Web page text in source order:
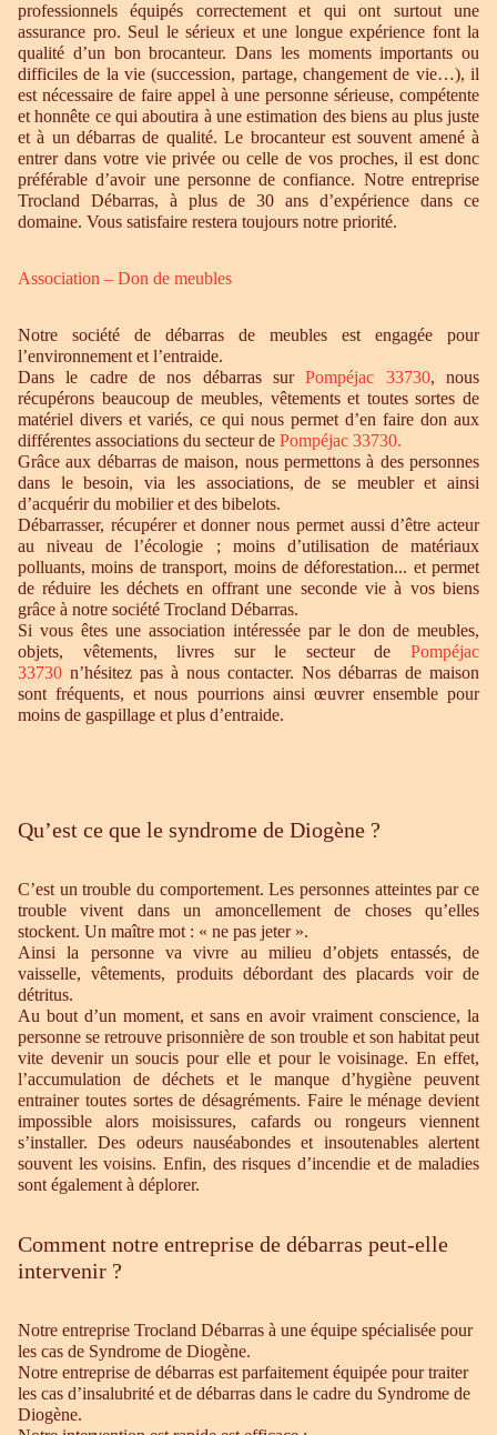
professionnels équipés correctement et qui ont surtout une
assurance pro. Seul le sérieux et une longue expérience font la
qualité d’un bon brocanteur. Dans les moments importants ou
difficiles de la vie (succession, partage, changement de vie…), il
est nécessaire de faire appel à une personne sérieuse, compétente
et honnête ce qui aboutira à une estimation des biens au plus juste
et à un débarras de qualité. Le brocanteur est souvent amené à
entrer dans votre vie privée ou celle de vos proches, il est donc
préférable d’avoir une personne de confiance. Notre entreprise
Trocland Débarras, à plus de 30 ans d’expérience dans ce
domaine. Vous satisfaire restera toujours notre priorité.
Association – Don de meubles
Notre société de débarras de meubles est engagée pour
l’environnement et l’entraide.
Dans le cadre de nos débarras surPompéjac 33730, nous
récupérons beaucoup de meubles, vêtements et toutes sortes de
matériel divers et variés, ce qui nous permet d’en faire don aux
différentes associations du secteur de Pompéjac 33730.
Grâce aux débarras de maison, nous permettons à des personnes
dans le besoin, via les associations, de se meubler et ainsi
d’acquérir du mobilier et des bibelots.
Débarrasser, récupérer et donner nous permet aussi d’être acteur
au niveau de l’écologie ; moins d’utilisation de matériaux
polluants, moins de transport, moins de déforestation... et permet
de réduire les déchets en offrant une seconde vie à vos biens
grâce à notre société Trocland Débarras.
Si vous êtes une association intéressée par le don de meubles,
objets, vêtements, livres sur le secteur de Pompéjac
33730 n’hésitez pas à nous contacter. Nos débarras de maison
sont fréquents, et nous pourrions ainsi œuvrer ensemble pour
moins de gaspillage et plus d’entraide.
Qu’est ce que le syndrome de Diogène ?
C’est un trouble du comportement. Les personnes atteintes par ce
trouble vivent dans un amoncellement de choses qu’elles
stockent. Un maître mot : « ne pas jeter ».
Ainsi la personne va vivre au milieu d’objets entassés, de
vaisselle, vêtements, produits débordant des placards voir de
détritus.
Au bout d’un moment, et sans en avoir vraiment conscience, la
personne se retrouve prisonnière de son trouble et son habitat peut
vite devenir un soucis pour elle et pour le voisinage. En effet,
l’accumulation de déchets et le manque d’hygiène peuvent
entrainer toutes sortes de désagréments. Faire le ménage devient
impossible alors moisissures, cafards ou rongeurs viennent
s’installer. Des odeurs nauséabondes et insoutenables alertent
souvent les voisins. Enfin, des risques d’incendie et de maladies
sont également à déplorer.
Comment notre entreprise de débarras peut-elle
intervenir ?
Notre entreprise Trocland Débarras à une équipe spécialisée pour
les cas de Syndrome de Diogène.
Notre entreprise de débarras est parfaitement équipée pour traiter
les cas d’insalubrité et de débarras dans le cadre du Syndrome de
Diogène.